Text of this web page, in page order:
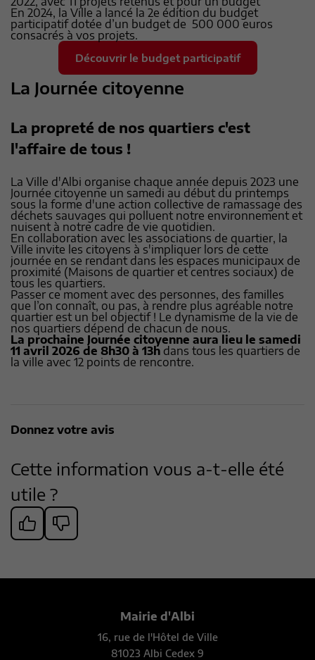
En 2024, la Ville a lancé la 2e édition du budget
participatif dotée d’un budget de 500 000 euros
consacrés à vos projets.
Découvrir le budget participatif
La Journée citoyenne
La propreté de nos quartiers c'est
l'affaire de tous !
La Ville d'Albi organise chaque année depuis 2023 une
Journée citoyenne un samedi au début du printemps
sous la forme d'une action collective de ramassage des
déchets sauvages qui polluent notre environnement et
nuisent à notre cadre de vie quotidien.
En collaboration avec les associations de quartier, la
Ville invite les citoyens à s'impliquer lors de cette
journée en se rendant dans les espaces municipaux de
proximité (Maisons de quartier et centres sociaux) de
tous les quartiers.
Passer ce moment avec des personnes, des familles
que l’on connaît, ou pas, à rendre plus agréable notre
quartier est un bel objectif ! Le dynamisme de la vie de
nos quartiers dépend de chacun de nous.
La prochaine Journée citoyenne aura lieu le samedi
11 avril 2026 de 8h30 à 13h dans tous les quartiers de
la ville avec 12 points de rencontre.
Donnez votre avis
Cette information vous a-t-elle été
utile ?
Mairie d'Albi
16, rue de l'Hôtel de Ville
81023 Albi Cedex 9